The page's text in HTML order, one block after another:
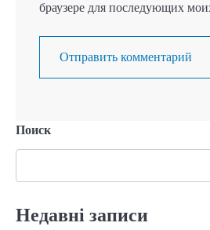
браузере для последующих
Поиск
Недавні записи